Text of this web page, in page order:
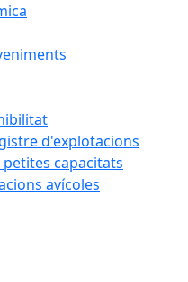
d'explotacions
capacitats
avícoles